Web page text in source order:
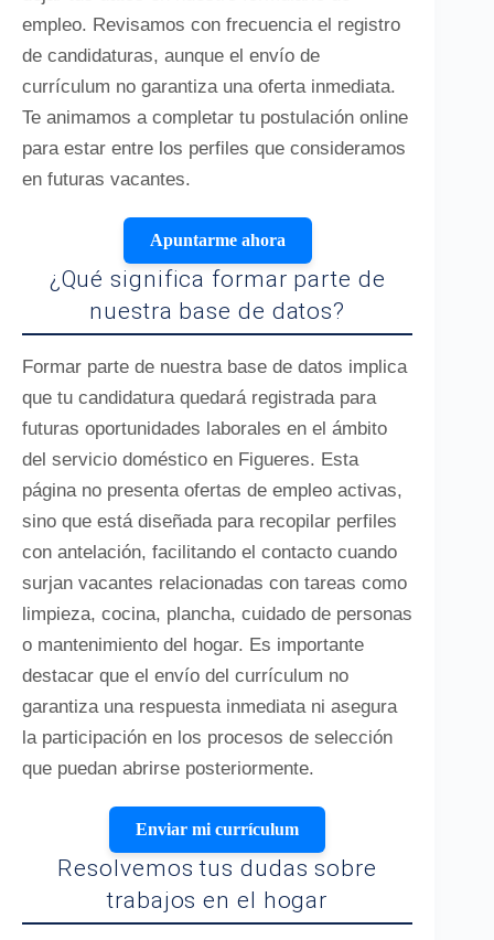
empleo. Revisamos con frecuencia el registro
de candidaturas, aunque el envío de
currículum no garantiza una oferta inmediata.
Te animamos a completar tu postulación online
para estar entre los perfiles que consideramos
en futuras vacantes.
Apuntarme ahora
¿Qué significa formar parte de
nuestra base de datos?
Formar parte de nuestra base de datos implica
que tu candidatura quedará registrada para
futuras oportunidades laborales en el ámbito
del servicio doméstico en Figueres. Esta
página no presenta ofertas de empleo activas,
sino que está diseñada para recopilar perfiles
con antelación, facilitando el contacto cuando
surjan vacantes relacionadas con tareas como
limpieza, cocina, plancha, cuidado de personas
o mantenimiento del hogar. Es importante
destacar que el envío del currículum no
garantiza una respuesta inmediata ni asegura
la participación en los procesos de selección
que puedan abrirse posteriormente.
Enviar mi currículum
Resolvemos tus dudas sobre
trabajos en el hogar